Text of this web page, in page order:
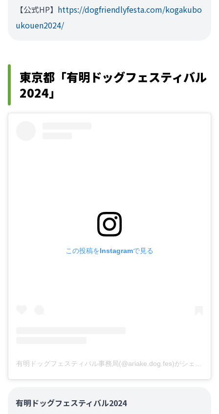
【公式HP】 https://dogfriendlyfesta.com/kogakubo
ukouen2024/
東京都「有明ドッグフェスティバル
2024」
この投稿をInstagramで見る
有明ドッグフェスティバル2024